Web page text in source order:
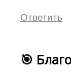
Ответить
🎯